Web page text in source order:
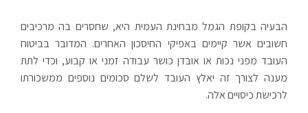
הבעיה בקופת הגמל מבחינת העמית היא, שחסרים בה מרכיבים
חשובים אשר קיימים באפיקי החיסכון האחרים. המדובר בביטוח
העובד מפני נכות או אובדן כושר עבודה זמני או קבוע, וכדי לתת
מענה לצורך זה יאלץ העובד לשלם סכומים נוספים ממשכורתו
לרכישת כיסויים אלה.